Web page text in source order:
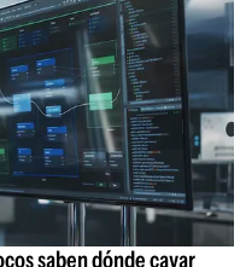
saben dónde cavar